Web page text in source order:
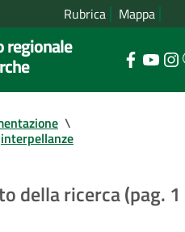
Rubrica Mappa
regionale
\
interpellanze
della ricerca (pag. 1